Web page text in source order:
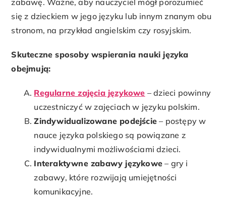
zabawę. Ważne, aby nauczyciel mógł porozumieć
się z dzieckiem w jego języku lub innym znanym obu
stronom, na przykład angielskim czy rosyjskim.
Skuteczne sposoby wspierania nauki języka
obejmują:
Regularne zajęcia językowe – dzieci powinny
uczestniczyć w zajęciach w języku polskim.
Zindywidualizowane podejście – postępy w
nauce języka polskiego są powiązane z
indywidualnymi możliwościami dzieci.
Interaktywne zabawy językowe – gry i
zabawy, które rozwijają umiejętności
komunikacyjne.